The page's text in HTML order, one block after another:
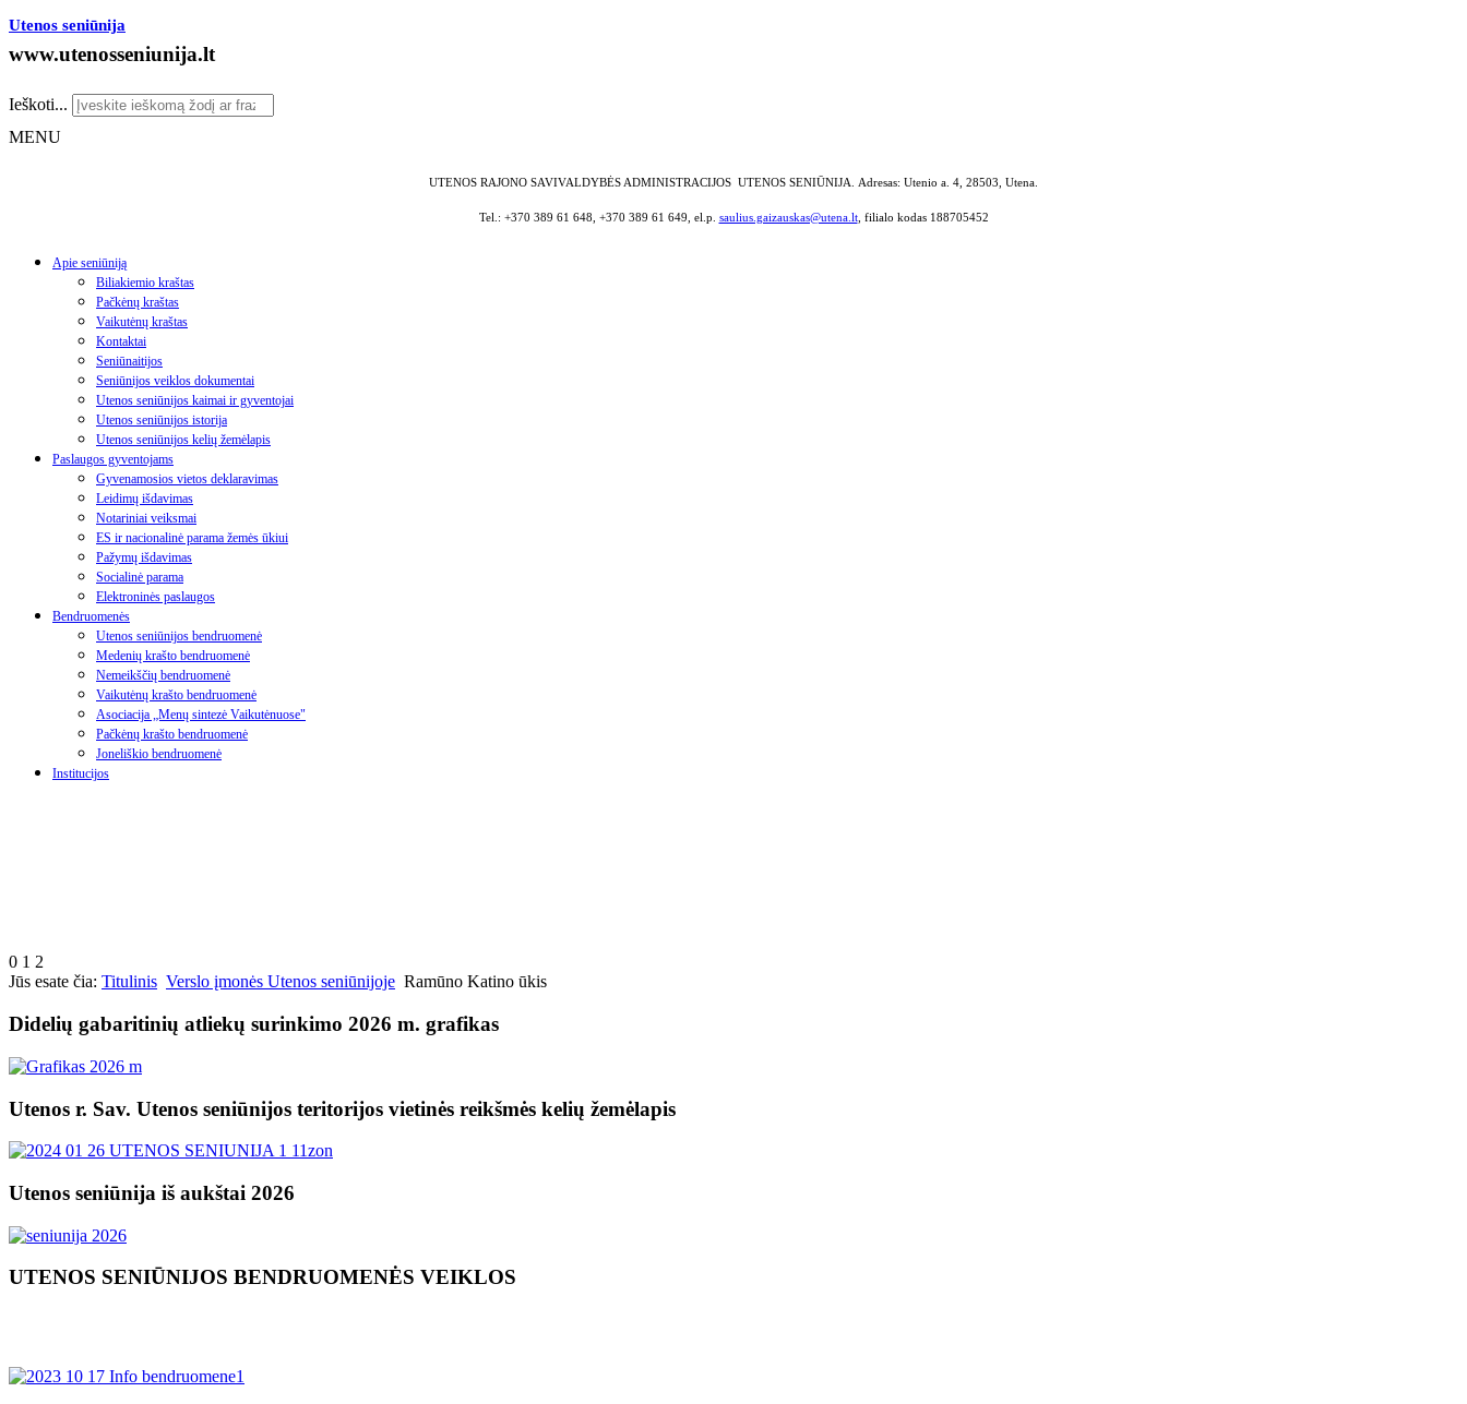
Utenos seniūnija
www.utenosseniunija.lt
Ieškoti...
MENU
UTENOS RAJONO SAVIVALDYBĖS ADMINISTRACIJOS UTENOS SENIŪNIJA. Adresas: Utenio a. 4, 28503, Utena.
Tel.: +370 389 61 648, +370 389 61 649, el.p. saulius.gaizauskas@utena.lt, filialo kodas 188705452
Apie seniūniją
Biliakiemio kraštas
Pačkėnų kraštas
Vaikutėnų kraštas
Kontaktai
Seniūnaitijos
Seniūnijos veiklos dokumentai
Utenos seniūnijos kaimai ir gyventojai
Utenos seniūnijos istorija
Utenos seniūnijos kelių žemėlapis
Paslaugos gyventojams
Gyvenamosios vietos deklaravimas
Leidimų išdavimas
Notariniai veiksmai
ES ir nacionalinė parama žemės ūkiui
Pažymų išdavimas
Socialinė parama
Elektroninės paslaugos
Bendruomenės
Utenos seniūnijos bendruomenė
Medenių krašto bendruomenė
Nemeikščių bendruomenė
Vaikutėnų krašto bendruomenė
Asociacija „Menų sintezė Vaikutėnuose"
Pačkėnų krašto bendruomenė
Joneliškio bendruomenė
Institucijos
0 1 2
Jūs esate čia: Titulinis Verslo įmonės Utenos seniūnijoje Ramūno Katino ūkis
Didelių gabaritinių atliekų surinkimo 2026 m. grafikas
Utenos r. Sav. Utenos seniūnijos teritorijos vietinės reikšmės kelių žemėlapis
Utenos seniūnija iš aukštai 2026
UTENOS SENIŪNIJOS BENDRUOMENĖS VEIKLOS